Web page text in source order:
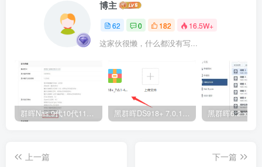
博主
62 0 182 16.5W+
这家伙很懒，什么都没有写...
群晖Nas 9代10代11代cpu安装DS918核显不显示、无法硬解的设置说明（支持DSM6.X和DSM7.X，支持虚拟机环境） 黑群晖DS918+ 7.0.1.42218二合一引导镜像（附下载地址）
上一篇
下一篇